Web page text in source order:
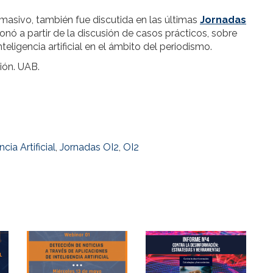
también fue discutida en las últimas Jornadas
a partir de la discusión de casos prácticos, sobre
artificial en el ámbito del periodismo.
UAB.
Artificial, Jornadas OI2, OI2